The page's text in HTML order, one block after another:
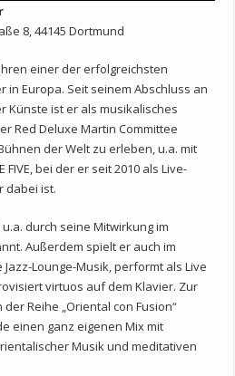
8, 44145 Dortmund
einer der erfolgreichsten
in Europa. Seit seinem Abschluss an
Künste ist er als musikalisches
Red Deluxe Martin Committee
der Welt zu erleben, u.a. mit
FIVE, bei der er seit 2010 als Live-
dabei ist.
durch seine Mitwirkung im
Außerdem spielt er auch im
Lounge-Musik, performt als Live
virtuos auf dem Klavier. Zur
Reihe „Oriental con Fusion“
einen ganz eigenen Mix mit
Musik und meditativen